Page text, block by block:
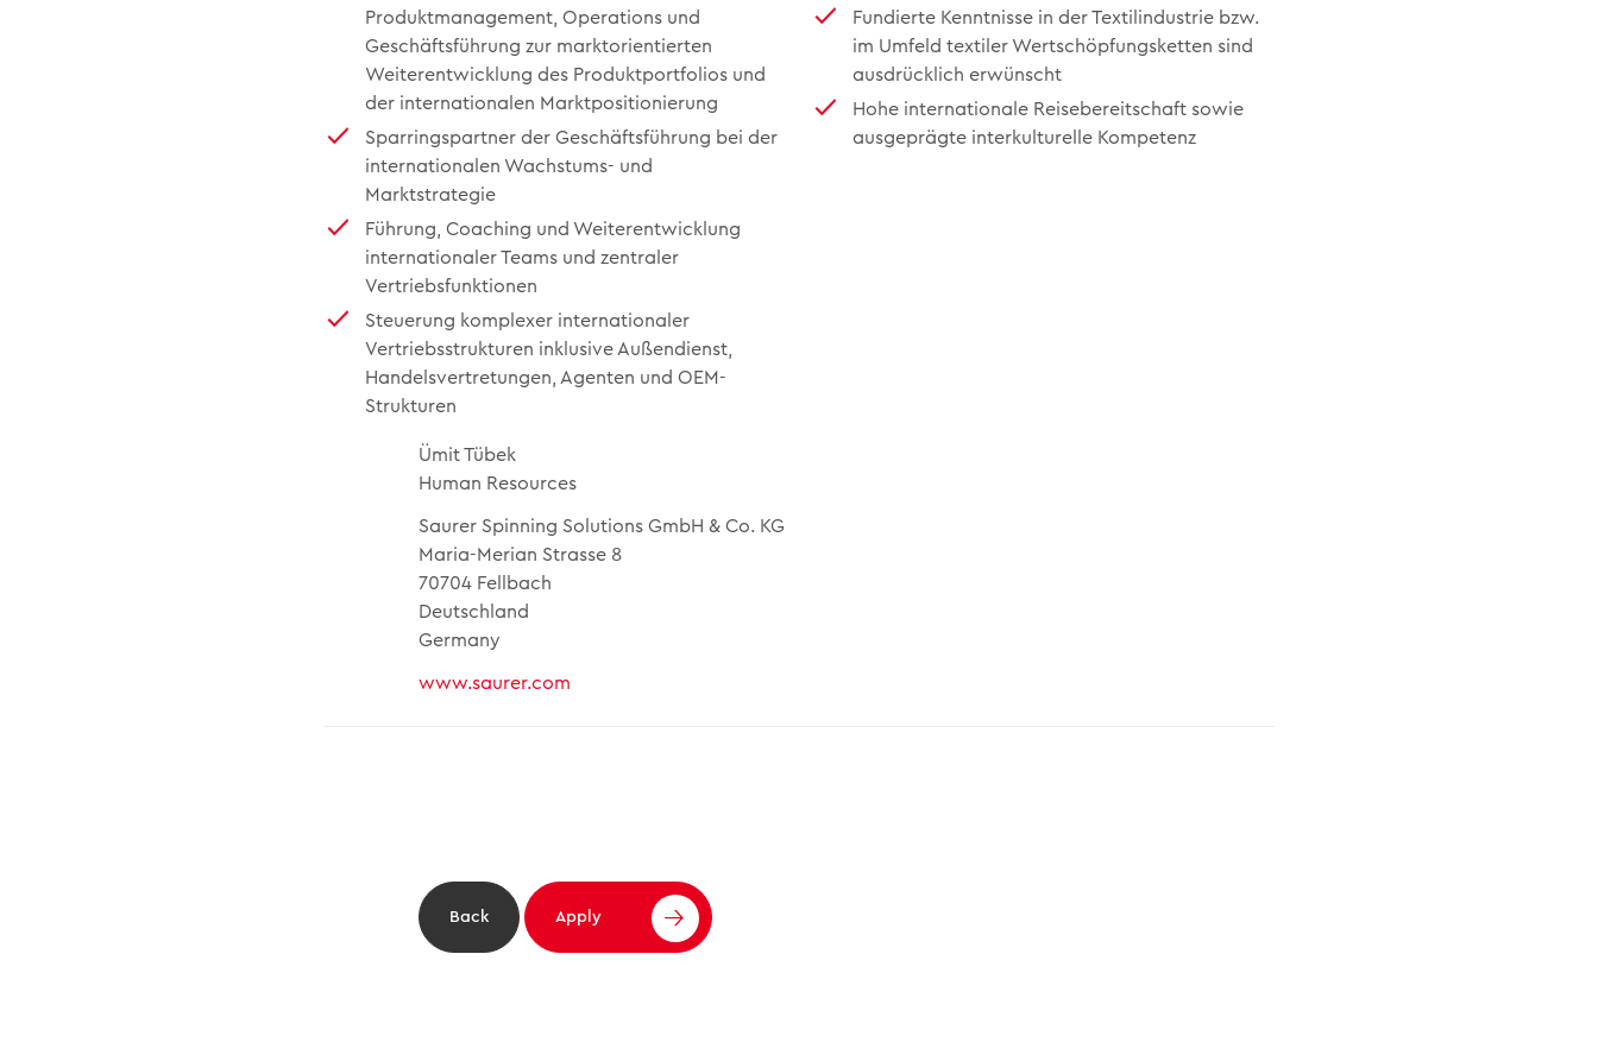
Produktmanagement, Operations und
Geschäftsführung zur marktorientierten
Weiterentwicklung des Produktportfolios und
der internationalen Marktpositionierung
Sparringspartner der Geschäftsführung bei der
internationalen Wachstums- und
Marktstrategie
Führung, Coaching und Weiterentwicklung
internationaler Teams und zentraler
Vertriebsfunktionen
Steuerung komplexer internationaler
Vertriebsstrukturen inklusive Außendienst,
Handelsvertretungen, Agenten und OEM-
Strukturen
Fundierte Kenntnisse in der Textilindustrie bzw.
im Umfeld textiler Wertschöpfungsketten sind
ausdrücklich erwünscht
Hohe internationale Reisebereitschaft sowie
ausgeprägte interkulturelle Kompetenz
Ümit Tübek
Human Resources
Saurer Spinning Solutions GmbH & Co. KG
Maria-Merian Strasse 8
70704 Fellbach
Deutschland
Germany
www.saurer.com
Back Apply